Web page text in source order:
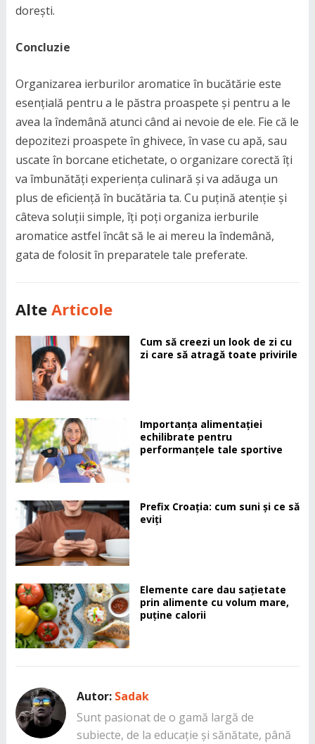
dorești.
Concluzie
Organizarea ierburilor aromatice în bucătărie este
esențială pentru a le păstra proaspete și pentru a le
avea la îndemână atunci când ai nevoie de ele. Fie că le
depozitezi proaspete în ghivece, în vase cu apă, sau
uscate în borcane etichetate, o organizare corectă îți
va îmbunătăți experiența culinară și va adăuga un
plus de eficiență în bucătăria ta. Cu puțină atenție și
câteva soluții simple, îți poți organiza ierburile
aromatice astfel încât să le ai mereu la îndemână,
gata de folosit în preparatele tale preferate.
Alte Articole
Cum să creezi un look de zi cu
zi care să atragă toate privirile
Importanța alimentației
echilibrate pentru
performanțele tale sportive
Prefix Croația: cum suni și ce să
eviți
Elemente care dau sațietate
prin alimente cu volum mare,
puține calorii
Autor: Sadak
Sunt pasionat de o gamă largă de
subiecte, de la educație și sănătate, până